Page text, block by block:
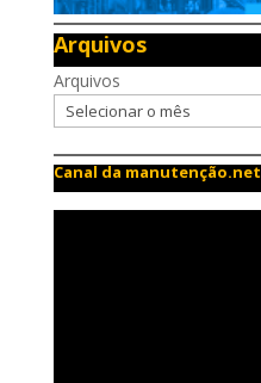
Arquivos
Arquivos
Canal da manutenção.net